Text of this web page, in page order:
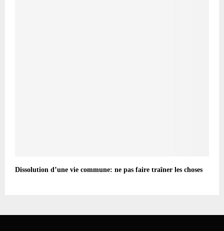
Dissolution d’une vie commune: ne pas faire traîner les choses